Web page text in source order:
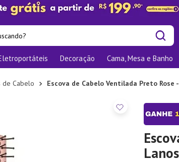
Decoração Cama, Mesa e Banho
de Cabelo Escova de Cabelo Ventilada Preto Rose